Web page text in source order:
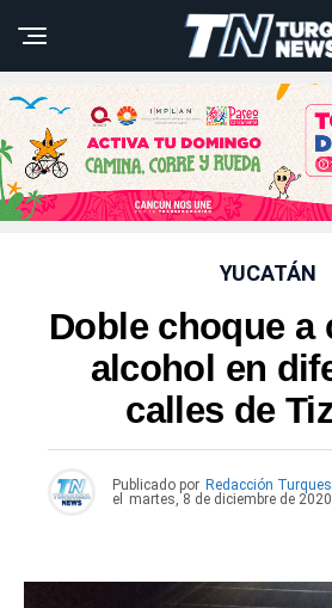
YUCATÁN
Doble choque a
alcohol en
calles de
Publicado por Redacción
el
martes, 8 de diciembre de 2020